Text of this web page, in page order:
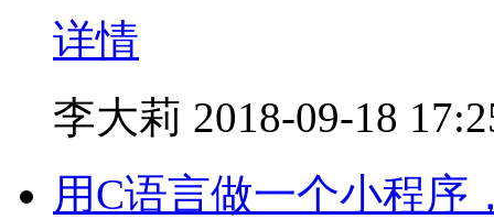
详情
李大莉 2018-09-18
用C语言做一个小程序